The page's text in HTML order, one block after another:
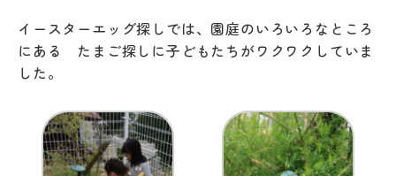
イースターエッグ探しでは、園庭のいろいろなところ
にある たまご探しに子どもたちがワクワクしていま
した。